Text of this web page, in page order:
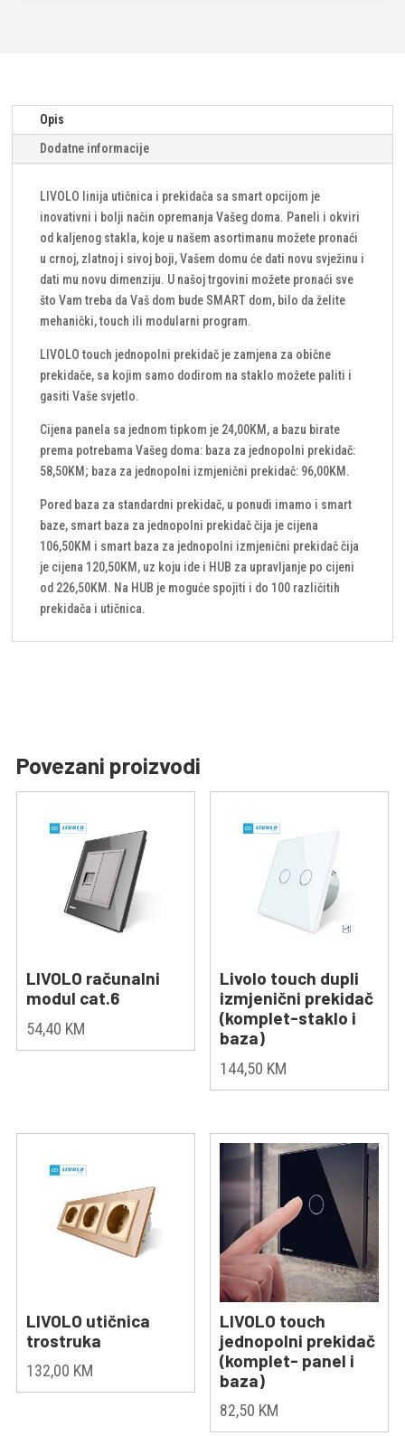
panel)
količina
Opis
Dodatne informacije
LIVOLO linija utičnica i prekidača sa smart opcijom je
inovativni i bolji način opremanja Vašeg doma. Paneli i okviri
od kaljenog stakla, koje u našem asortimanu možete pronaći
u crnoj, zlatnoj i sivoj boji, Vašem domu će dati novu svježinu i
dati mu novu dimenziju. U našoj trgovini možete pronaći sve
što Vam treba da Vaš dom bude SMART dom, bilo da želite
mehanički, touch ili modularni program.
LIVOLO touch jednopolni prekidač je zamjena za obične
prekidače, sa kojim samo dodirom na staklo možete paliti i
gasiti Vaše svjetlo.
Cijena panela sa jednom tipkom je 24,00KM, a bazu birate
prema potrebama Vašeg doma: baza za jednopolni prekidač:
58,50KM; baza za jednopolni izmjenični prekidač: 96,00KM.
Pored baza za standardni prekidač, u ponudi imamo i smart
baze, smart baza za jednopolni prekidač čija je cijena
106,50KM i smart baza za jednopolni izmjenični prekidač čija
je cijena 120,50KM, uz koju ide i HUB za upravljanje po cijeni
od 226,50KM. Na HUB je moguće spojiti i do 100 različitih
prekidača i utičnica.
Povezani proizvodi
LIVOLO računalni
modul cat.6
54,40 KM
Livolo touch dupli
izmjenični prekidač
(komplet-staklo i
baza)
144,50 KM
LIVOLO utičnica
trostruka
132,00 KM
LIVOLO touch
jednopolni prekidač
(komplet- panel i
baza)
82,50 KM